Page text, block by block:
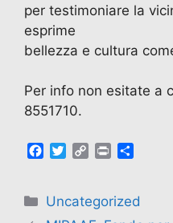
per testimoniare la
esprime
bellezza e cultura
Per info non esitate a
8551710.
e
t
C
y
L
n
d
Uncategorized